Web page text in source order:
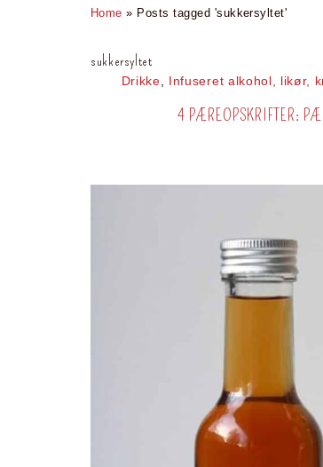
Home » Posts tagged 'sukkersyltet'
sukkersyltet
Drikke, Infuseret alkohol, likør,
4 PÆREOPSKRIFTER: